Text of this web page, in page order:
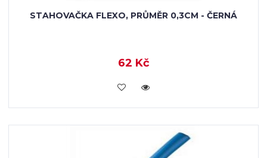
STAHOVAČKA FLEXO, PRŮMĚR 0,3CM - ČERNÁ
62 Kč
VLOŽIT DO KOŠÍKU